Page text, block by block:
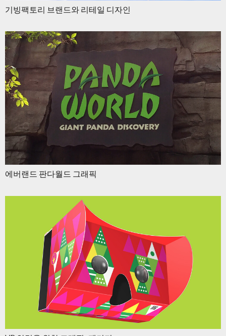
기빙팩토리 브랜드와 리테일 디자인
에버랜드 판다월드 그래픽